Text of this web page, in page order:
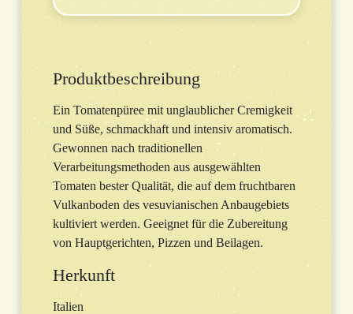
Produktbeschreibung
Ein Tomatenpüree mit unglaublicher Cremigkeit
und Süße, schmackhaft und intensiv aromatisch.
Gewonnen nach traditionellen
Verarbeitungsmethoden aus ausgewählten
Tomaten bester Qualität, die auf dem fruchtbaren
Vulkanboden des vesuvianischen Anbaugebiets
kultiviert werden. Geeignet für die Zubereitung
von Hauptgerichten, Pizzen und Beilagen.
Herkunft
Italien